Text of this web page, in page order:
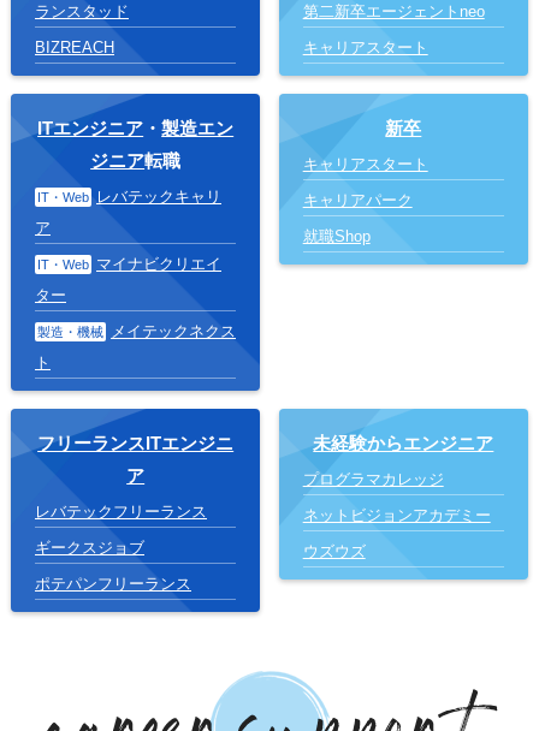
ランスタッド
BIZREACH
第二新卒エージェントneo
キャリアスタート
ITエンジニア ・製造エン
ジニア転職
IT・Web
レバテックキャリ
ア
IT・Web マイナビクリエイ
ター
製造・機械
メイテックネクス
ト
新卒
キャリアスタート
キャリアパーク
就職Shop
フリーランスITエンジニ
ア
レバテックフリーランス
ギークスジョブ
ポテパンフリーランス
未経験からエンジニア
プログラマカレッジ
ネットビジョンアカデミー
ウズウズ